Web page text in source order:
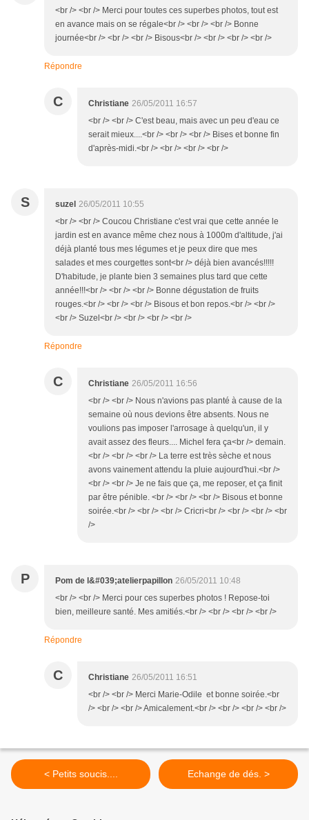
<br /> <br /> Merci pour toutes ces superbes photos, tout est
en avance mais on se régale<br /> <br /> <br /> Bonne
journée<br /> <br /> <br /> Bisous<br /> <br /> <br /> <br />
Répondre
C Christiane 26/05/2011 16:57
<br /> <br /> C'est beau, mais avec un peu d'eau ce
serait mieux....<br /> <br /> <br /> Bises et bonne fin
d'après-midi.<br /> <br /> <br /> <br />
S suzel 26/05/2011 10:55
<br /> <br /> Coucou Christiane c'est vrai que cette année le
jardin est en avance même chez nous à 1000m d'altitude, j'ai
déjà planté tous mes légumes et je peux dire que mes
salades et mes courgettes sont<br /> déjà bien avancés!!!!!
D'habitude, je plante bien 3 semaines plus tard que cette
année!!!<br /> <br /> <br /> Bonne dégustation de fruits
rouges.<br /> <br /> <br /> Bisous et bon repos.<br /> <br />
<br /> Suzel<br /> <br /> <br /> <br />
Répondre
C Christiane 26/05/2011 16:56
<br /> <br /> Nous n'avions pas planté à cause de la
semaine où nous devions être absents. Nous ne
voulions pas imposer l'arrosage à quelqu'un, il y
avait assez des fleurs.... Michel fera ça<br /> demain.
<br /> <br /> <br /> La terre est très sèche et nous
avons vainement attendu la pluie aujourd'hui.<br />
<br /> <br /> Je ne fais que ça, me reposer, et ça finit
par être pénible. <br /> <br /> <br /> Bisous et bonne
soirée.<br /> <br /> <br /> Cricri<br /> <br /> <br /> <br
/>
P Pom de l&#039;atelierpapillon 26/05/2011 10:48
<br /> <br /> Merci pour ces superbes photos ! Repose-toi
bien, meilleure santé. Mes amitiés.<br /> <br /> <br /> <br />
Répondre
C Christiane 26/05/2011 16:51
<br /> <br /> Merci Marie-Odile et bonne soirée.<br
/> <br /> <br /> Amicalement.<br /> <br /> <br /> <br />
< Petits soucis.... Echange de dés. >